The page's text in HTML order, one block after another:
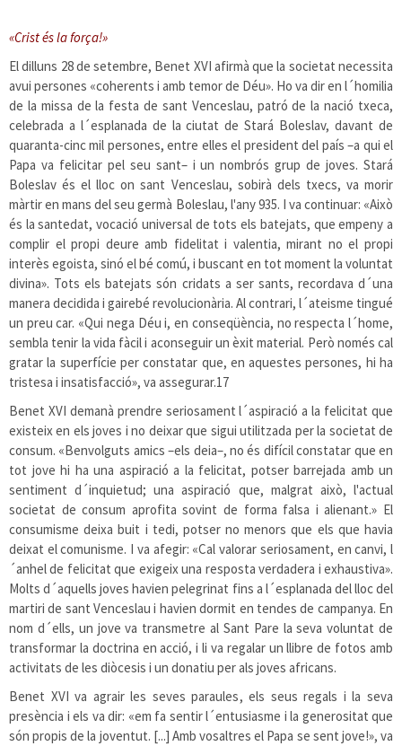
«Crist és la força!»
El dilluns 28 de setembre, Benet XVI afirmà que la societat necessita
avui persones «coherents i amb temor de Déu». Ho va dir en l´homilia
de la missa de la festa de sant Venceslau, patró de la nació txeca,
celebrada a l´esplanada de la ciutat de Stará Boleslav, davant de
quaranta-cinc mil persones, entre elles el president del país –a qui el
Papa va felicitar pel seu sant– i un nombrós grup de joves. Stará
Boleslav és el lloc on sant Venceslau, sobirà dels txecs, va morir
màrtir en mans del seu germà Boleslau, l'any 935. I va continuar: «Això
és la santedat, vocació universal de tots els batejats, que empeny a
complir el propi deure amb fidelitat i valentia, mirant no el propi
interès egoista, sinó el bé comú, i buscant en tot moment la voluntat
divina». Tots els batejats són cridats a ser sants, recordava d´una
manera decidida i gairebé revolucionària. Al contrari, l´ateisme tingué
un preu car. «Qui nega Déu i, en conseqüència, no respecta l´home,
sembla tenir la vida fàcil i aconseguir un èxit material. Però només cal
gratar la superfície per constatar que, en aquestes persones, hi ha
tristesa i insatisfacció», va assegurar.17
Benet XVI demanà prendre seriosament l´aspiració a la felicitat que
existeix en els joves i no deixar que sigui utilitzada per la societat de
consum. «Benvolguts amics –els deia–, no és difícil constatar que en
tot jove hi ha una aspiració a la felicitat, potser barrejada amb un
sentiment d´inquietud; una aspiració que, malgrat això, l'actual
societat de consum aprofita sovint de forma falsa i alienant.» El
consumisme deixa buit i tedi, potser no menors que els que havia
deixat el comunisme. I va afegir: «Cal valorar seriosament, en canvi, l
´anhel de felicitat que exigeix una resposta verdadera i exhaustiva».
Molts d´aquells joves havien pelegrinat fins a l´esplanada del lloc del
martiri de sant Venceslau i havien dormit en tendes de campanya. En
nom d´ells, un jove va transmetre al Sant Pare la seva voluntat de
transformar la doctrina en acció, i li va regalar un llibre de fotos amb
activitats de les diòcesis i un donatiu per als joves africans.
Benet XVI va agrair les seves paraules, els seus regals i la seva
presència i els va dir: «em fa sentir l´entusiasme i la generositat que
són propis de la joventut. [...] Amb vosaltres el Papa se sent jove!», va